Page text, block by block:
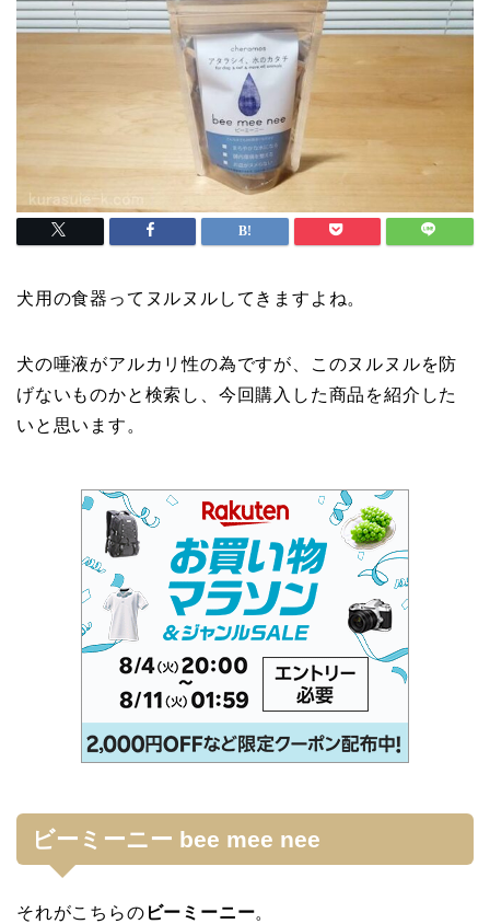
犬用の食器ってヌルヌルしてきますよね。
犬の唾液がアルカリ性の為ですが、このヌルヌルを防
げないものかと検索し、今回購入した商品を紹介した
いと思います。
ビーミーニー bee mee nee
それがこちらの ビーミーニー。